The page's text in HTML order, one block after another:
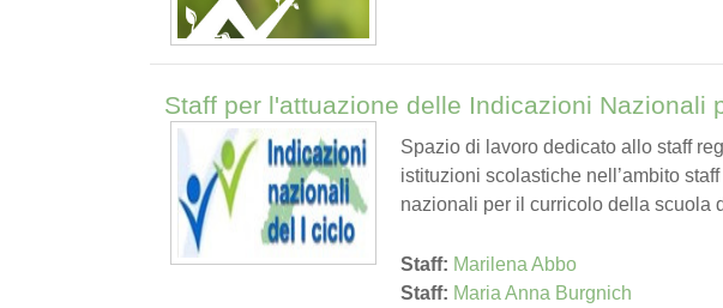
Staff per l'attuazione delle Indicazioni Nazionali
Spazio di lavoro dedicato allo staff
istituzioni scolastiche nell’ambito
nazionali per il curricolo della scuola
Staff: Marilena Abbo
Staff: Maria Anna Burgnich